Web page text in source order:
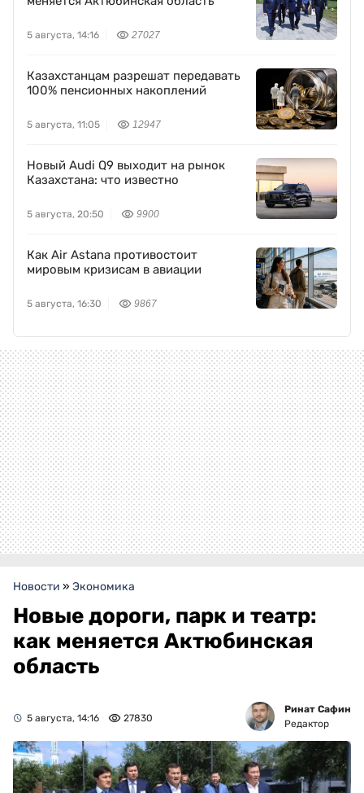
5 августа, 14:16 27027
Казахстанцам разрешат передавать
100% пенсионных накоплений
5 августа, 11:05 12947
Новый Audi Q9 выходит на рынок
Казахстана: что известно
5 августа, 20:50 9900
Как Air Astana противостоит
мировым кризисам в авиации
5 августа, 16:30 9867
Новости » Экономика
Новые дороги, парк и театр:
как меняется Актюбинская
область
5 августа, 14:16 27830
Ринат Сафин
Редактор